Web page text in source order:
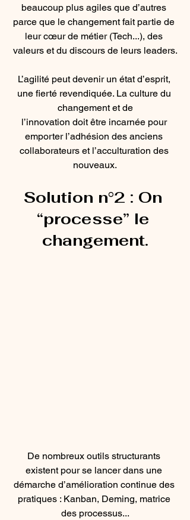
beaucoup plus agiles que d’autres
parce que le changement fait partie de
leur cœur de métier (Tech...), des
valeurs et du discours de leurs leaders.
L’agilité peut devenir un état d’esprit,
une fierté revendiquée. La culture du
changement et de
l’innovation doit être incarnée pour
emporter l’adhésion des anciens
collaborateurs et l’acculturation des
nouveaux.
Solution n°2 : On
“processe” le
changement.
De nombreux outils structurants
existent pour se lancer dans une
démarche d’amélioration continue des
pratiques : Kanban, Deming, matrice
des processus...